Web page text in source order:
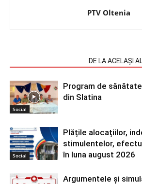
PTV Oltenia
DE LA ACELAȘI
Social
Program de
din Slatina
Social
Plățile alocațiilor,
stimulentelor,
în luna august 2026
Argumentele și